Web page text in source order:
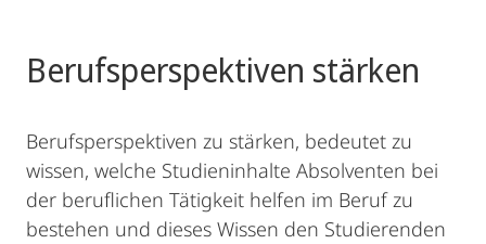
Berufsperspektiven stärken
Berufsperspektiven zu stärken, bedeutet zu
wissen, welche Studieninhalte Absolventen bei
der beruflichen Tätigkeit helfen im Beruf zu
bestehen und dieses Wissen den Studierenden